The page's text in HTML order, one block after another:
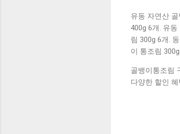
유동 자연산
400g 6개. 유
림 300g 6개.
이 통조림
골뱅이통조림
다양한 할인